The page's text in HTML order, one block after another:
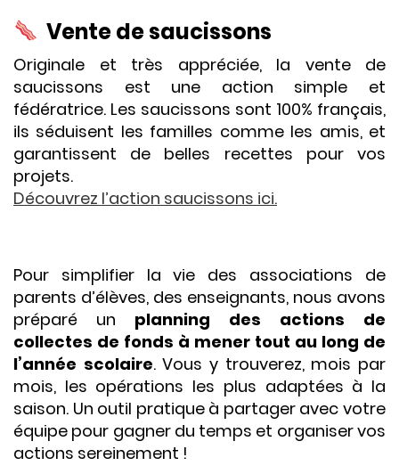
Vente de saucissons
Originale et très appréciée, la vente de
saucissons est une action simple et
fédératrice. Les saucissons sont 100% français,
ils séduisent les familles comme les amis, et
garantissent de belles recettes pour vos
projets.
Découvrez l’action saucissons ici.
Pour simplifier la vie des associations de
parents d’élèves, des enseignants, nous avons
préparé un planning des actions de
collectes de fonds à mener tout au long de
l’année scolaire. Vous y trouverez, mois par
mois, les opérations les plus adaptées à la
saison. Un outil pratique à partager avec votre
équipe pour gagner du temps et organiser vos
actions sereinement !